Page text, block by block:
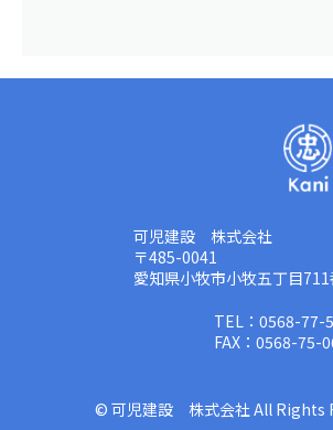
可児建設 株式会社
〒485-0041
愛知県小牧市小牧五丁目711
TEL：0568-77-
FAX：0568-75-
© 可児建設 株式会社 All Rights